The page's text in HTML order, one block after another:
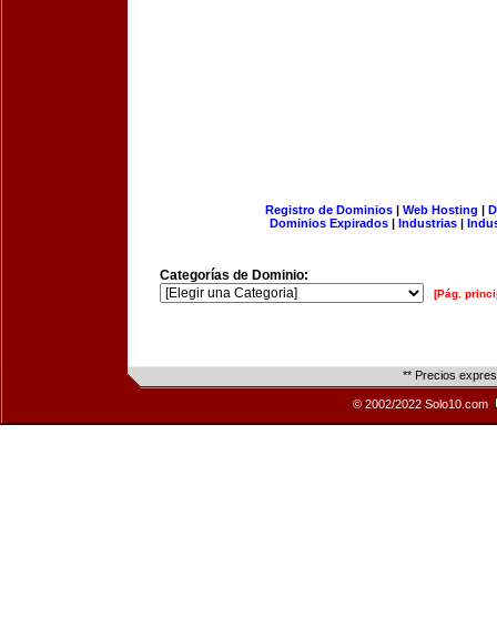
Registro de Dominios| Web Hosting |
Dominios Expirados | Industrias |
Categorías de Dominio:
[Pág.
** Precios
© 2002/2022 Solo10.com